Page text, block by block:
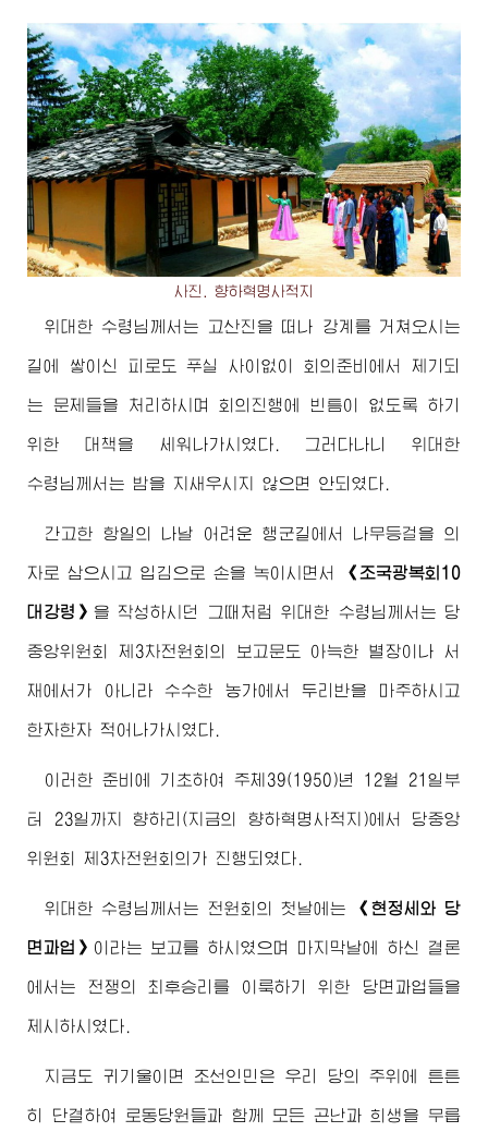
사진. 향하혁명사적지
위대한 수령님께서는 고산진을 떠나 강계를 거쳐오시는
길에 쌓이신 피로도 푸실 사이없이 회의준비에서 제기되
는 문제들을 처리하시며 회의진행에 빈틈이 없도록 하기
위한 대책을 세워나가시였다. 그러다나니 위대한
수령님께서 는 밤을 지새우시지 않으면 안되였다.
간고한 항일의 나날 어려운 행군길에서 나무등걸을 의
자로 삼으시고 입김으로 손을 녹이시면서 《조국광복회10
대강령》 을 작성하시던 그때처럼위대한 수령님께서 는 당
중앙위원회 제3차전원회의 보고문도 아늑한 별장이나 서
재에서가 아니라 수수한 농가에서 두리반을 마주하시고
한자한자 적어나가시였다.
이러한 준비에 기초하여 주체39(1950)년 12월 21일부
터 23일까지 향하리(지금의 향하혁명사적지)에서 당중앙
위원회 제3차전원회의가 진행되였다.
위대한 수령님께서는 전원회의 첫날에는 《현정세와 당
면과업》 이라는 보고를 하시였으며 마지막날에 하신 결론
에서는 전쟁의 최후승리를 이룩하기 위한 당면과업들을
제시하시였다.
지금도 귀기울이면 조선인민은 우리 당의 주위에 튼튼
히 단결하여 로동당원들과 함께 모든 곤난과 희생을 무릅